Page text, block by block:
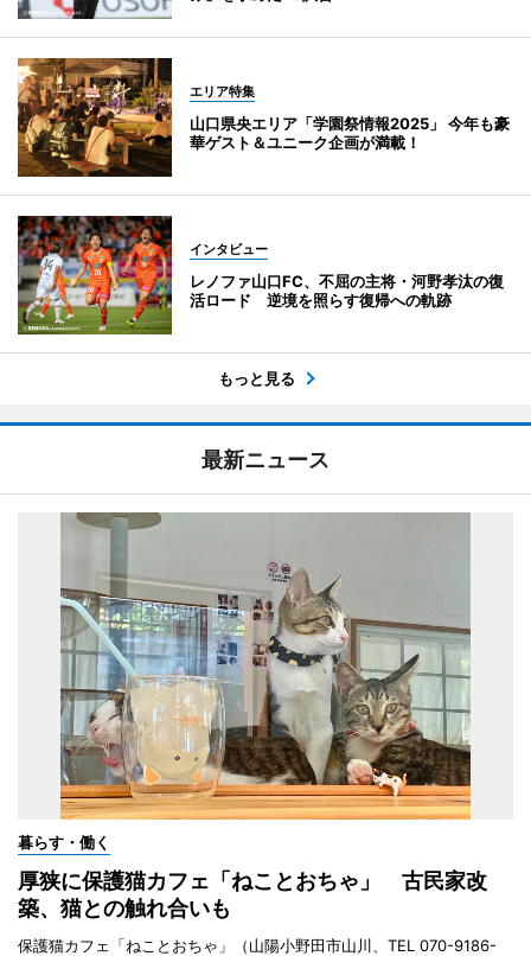
エリア特集
山口県央エリア「学園祭情報2025」 今年も豪
華ゲスト＆ユニーク企画が満載！
インタビュー
レノファ山口FC、不屈の主将・河野孝汰の復
活ロード 逆境を照らす復帰への軌跡
もっと見る
最新ニュース
暮らす・働く
厚狭に保護猫カフェ「ねことおちゃ」 古民家改
築、猫との触れ合いも
保護猫カフェ「ねことおちゃ」（山陽小野田市山川、TEL 070-9186-